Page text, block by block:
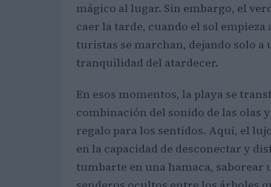
mágico al lugar. Sin embargo, el
caer la tarde, cuando el sol
turistas se marchan, dejando solo
tranquilidad del atardecer.
En esos momentos, la playa se
combinación del sonido de las olas
regalo para los sentidos. Aquí, el
en la capacidad de desconectar y
tumbarte en una hamaca, saborear